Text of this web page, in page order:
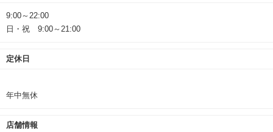
9:00～22:00
日・祝 9:00～21:00
定休日
年中無休
店舗情報